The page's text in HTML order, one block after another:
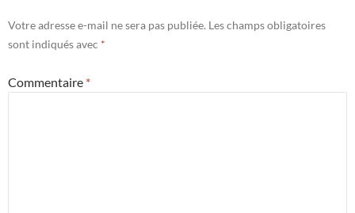
Votre adresse e-mail ne sera pas publiée. Les champs obligatoires
sont indiqués avec *
Commentaire *